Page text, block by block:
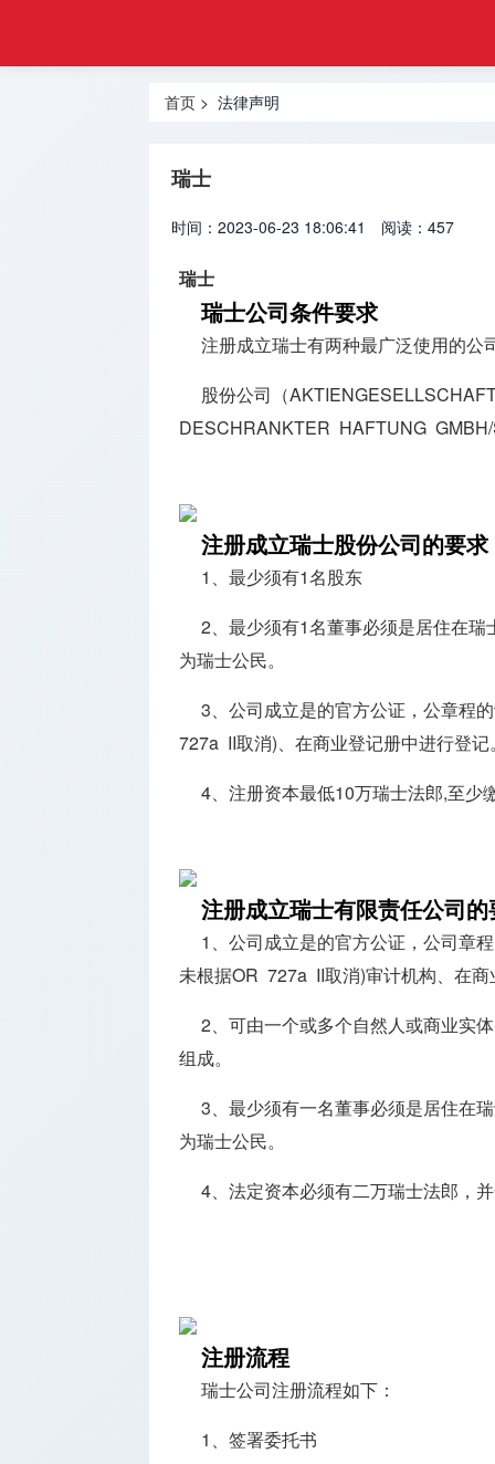
移民
投资移民
创业移民
买房移民
技术移民
跨境服务
移民问题
首页 > 法律声明
瑞士
时间：2023-06-23 18:06:41 阅读：457
瑞士
瑞士公司条件要求
注册成立瑞士有两种最广泛使用的公
股份公司（
DESCHRANKTER HAFTUNG
注册成立瑞士股份公司的要求
1、最少须有1名股东
2、最少须有1名董事必须是居住在
为瑞士公民。
3、公司成立是的官方公证，公章程
727a II取消)、在商业登记册中进行登记
4、注册资本最低10万瑞士法郎,至少
注册成立瑞士有限责任公司的
1、公司成立是的官方公证，公司章
未根据OR 727a II取消)审计机构、在商
2、可由一个或多个自然人或商业实
组成。
3、最少须有一名董事必须是居住在
为瑞士公民。
4、法定资本必须有二万瑞士法郎，
注册流程
瑞士公司注册流程如下：
1、签署委托书